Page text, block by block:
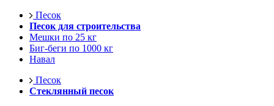
Песок
Песок для строительства
Мешки по 25 кг
Биг-беги по 1000 кг
Навал
Песок
Стеклянный песок